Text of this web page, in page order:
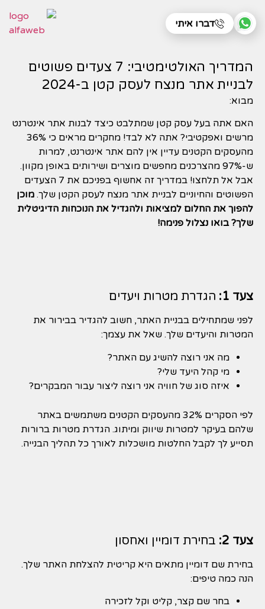
דברו איתי
המדריך האולטימטיבי: 7 צעדים פשוטים
לבניית אתר מנצח לעסק קטן ב-2024
מבוא:
האם אתה בעל עסק קטן שמתלבט כיצד לבנות אתר אינטרנט
מרשים ואפקטיבי? אתה לא לבד! מחקרים מראים כי 36%
מהעסקים הקטנים עדיין אין להם אתר אינטרנט, למרות
ש-97% מהצרכנים מחפשים מוצרים ושירותים באופן מקוון.
אבל אל תלחצו! במדריך זה אחשוף בפניכם את 7 הצעדים
הפשוטים והחיוניים לבניית אתר מנצח לעסק הקטן שלך. מוכן
להפוך את החלום למציאות ולהגדיל את הנוכחות הדיגיטלית
שלך? בואו נצלול פנימה!
צעד 1: הגדרת מטרות ויעדים
לפני שמתחילים בבניית האתר, חשוב להגדיר בבירור את
המטרות והיעדים שלך. שאל את עצמך:
מה אני רוצה להשיג עם האתר?
מי קהל היעד שלי?
איזה סוג של חוויה אני רוצה ליצור עבור המבקרים?
לפי הסקרים 32% מהעסקים הקטנים משתמשים באתר
שלהם בעיקר למטרות שיווק ומיתוג. הגדרת מטרות ברורות
תסייע לך לקבל החלטות מושכלות לאורך כל תהליך הבנייה.
צעד 2: בחירת דומיין ואחסון
בחירת שם דומיין מתאים היא קריטית להצלחת האתר שלך.
הנה כמה טיפים:
בחר שם קצר, קליט וקל לזכירה